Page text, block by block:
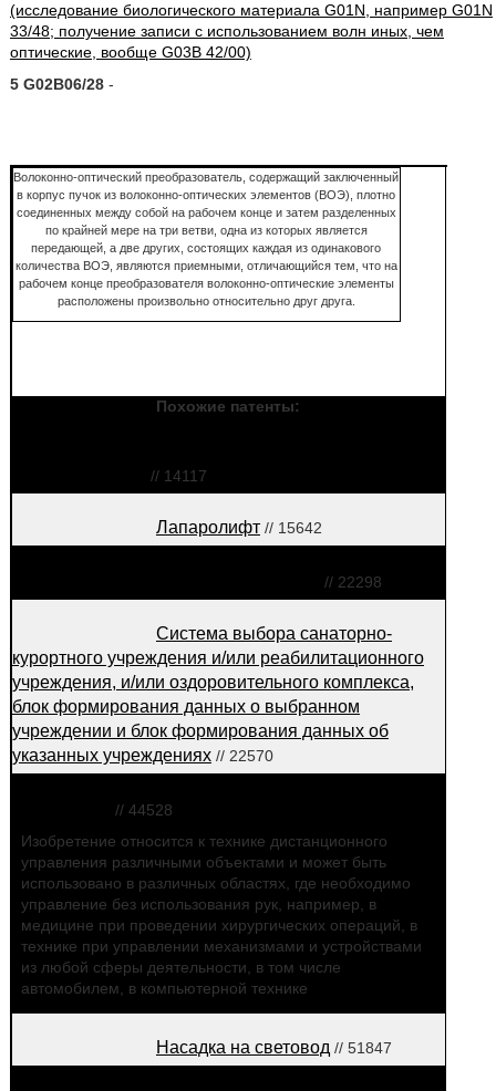
(исследование биологического материала G01N, например G01N
33/48; получение записи с использованием волн иных, чем
оптические, вообще G03B 42/00)
5 G02B06/28-
Волоконно-оптический преобразователь, содержащий заключенный
в корпус пучок из волоконно-оптических элементов (ВОЭ), плотно
соединенных между собой на рабочем конце и затем разделенных
по крайней мере на три ветви, одна из которых является
передающей, а две других, состоящих каждая из одинакового
количества ВОЭ, являются приемными, отличающийся тем, что на
рабочем конце преобразователя волоконно-оптические элементы
расположены произвольно относительно друг друга.
Похожие патенты:
// 14117
Лапаролифт// 15642
// 22298
Система выбора санаторно-
курортного учреждения и/или реабилитационного
учреждения, и/или оздоровительного комплекса,
блок формирования данных о выбранном
учреждении и блок формирования данных об
указанных учреждениях// 22570
// 44528
Изобретение относится к технике дистанционного
управления различными объектами и может быть
использовано в различных областях, где необходимо
управление без использования рук, например, в
медицине при проведении хирургических операций, в
технике при управлении механизмами и устройствами
из любой сферы деятельности, в том числе
автомобилем, в компьютерной технике
Насадка на световод // 51847